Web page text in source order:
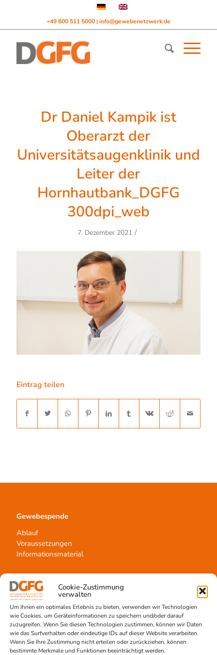
Cookie-Zustimmung
verwalten
Um Ihnen ein optimales Erlebnis zu bieten, verwenden wir Technologien
wie Cookies, um Geräteinformationen zu speichern und/oder darauf
zuzugreifen. Wenn Sie diesen Technologien zustimmen, können wir Daten
wie das Surfverhalten oder eindeutige IDs auf dieser Website verarbeiten.
Wenn Sie Ihre Zustimmung nicht erteilen oder zurückziehen, können
bestimmte Merkmale und Funktionen beeinträchtigt werden.
+49 800 511 5000 | info@gewebenetzwerk.de
Dr Daniel Kampik ist
Oberarzt der
Universitätsaugenklinik und
Leiter der
Hornhautbank_DGFG
300dpi_web
7. Dezember 2021 /
Eintrag teilen
Gewebespende
Ablauf
Voraussetzungen
Informationsmaterial
Kontakt
Team Hannover
Spendestandorte
Vermittlungsstelle